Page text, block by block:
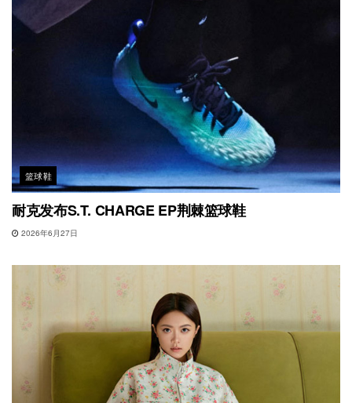
篮球鞋
耐克发布S.T. CHARGE EP荆棘篮球鞋
2026年6月27日